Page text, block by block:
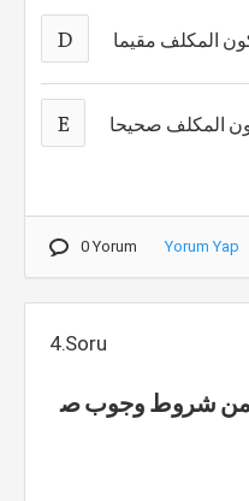
D المكلف مقيما
E المكلف صحيحا
0 Yorum Yorum Yap
4.Soru
من شروط وجوب ص